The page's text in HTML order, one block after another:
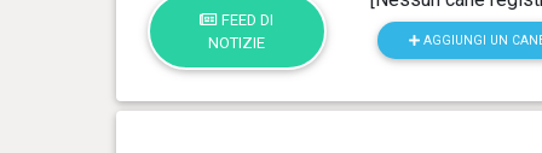
FEED DI
NOTIZIE
AGGIUNGI UN